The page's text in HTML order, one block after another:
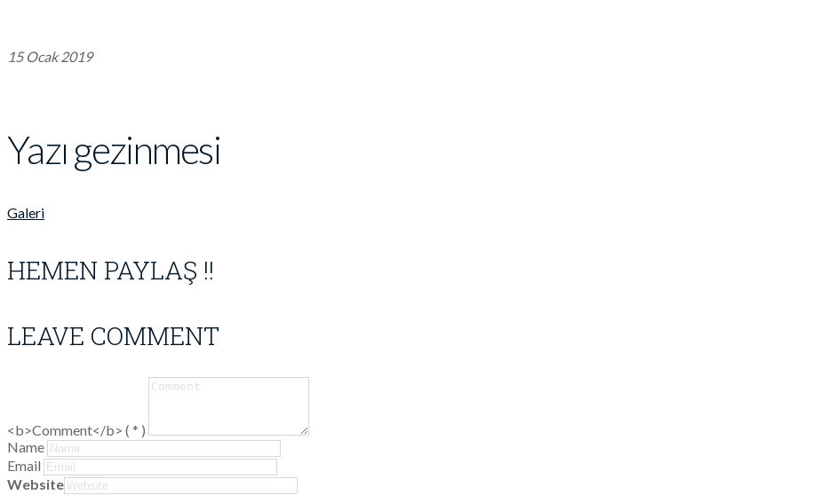
15 Ocak 2019
Yazı gezinmesi
Galeri
HEMEN PAYLAŞ !!
LEAVE COMMENT
<b>Comment</b> ( * )
Name
Email
Website